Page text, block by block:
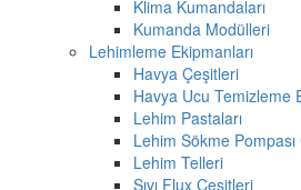
Klima Kumandaları
Kumanda Modülleri
Lehimleme Ekipmanları
Havya Çeşitleri
Havya Ucu Temizleme
Lehim Pastaları
Lehim Sökme
Lehim Telleri
Sıvı Flux Çeşitleri